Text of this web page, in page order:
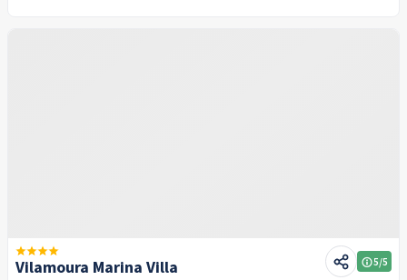
Vilamoura Marina Villa 5/5